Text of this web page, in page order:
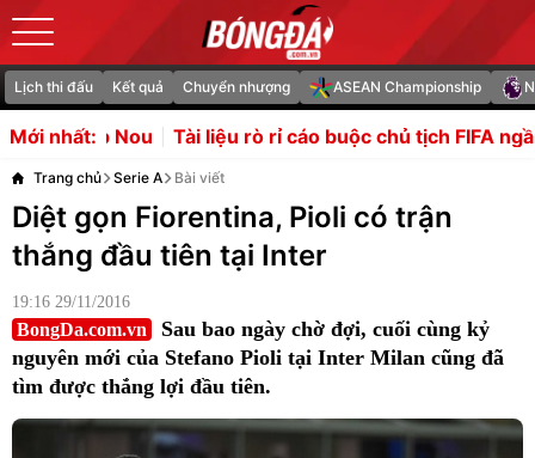
Lịch thi đấu Kết quả Chuyển nhượng ASEAN Championship
Mới nhất:
Tài liệu rò rỉ cáo buộc chủ tịch FIFA ngầm lập Super
Trang chủ Serie A Bài viết
Diệt gọn Fiorentina, Pioli có trận
thắng đầu tiên tại Inter
19:16 29/11/2016
BongDa.com.vn
Sau bao ngày chờ đợi, cuối cùng kỷ
nguyên mới của Stefano Pioli tại Inter Milan cũng đã
tìm được thắng lợi đầu tiên.